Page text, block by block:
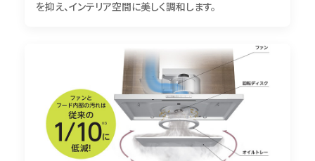
を抑え、インテリア空間に美しく調和します。